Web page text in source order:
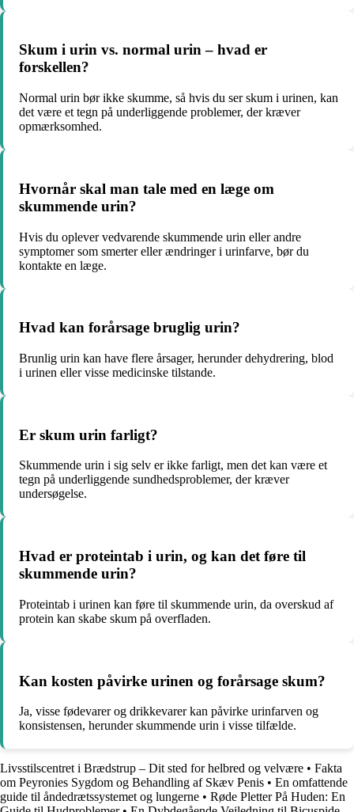
Skum i urin vs. normal urin – hvad er
forskellen?
Normal urin bør ikke skumme, så hvis du ser skum i urinen, kan
det være et tegn på underliggende problemer, der kræver
opmærksomhed.
Hvornår skal man tale med en læge om
skummende urin?
Hvis du oplever vedvarende skummende urin eller andre
symptomer som smerter eller ændringer i urinfarve, bør du
kontakte en læge.
Hvad kan forårsage bruglig urin?
Brunlig urin kan have flere årsager, herunder dehydrering, blod
i urinen eller visse medicinske tilstande.
Er skum urin farligt?
Skummende urin i sig selv er ikke farligt, men det kan være et
tegn på underliggende sundhedsproblemer, der kræver
undersøgelse.
Hvad er proteintab i urin, og kan det føre til
skummende urin?
Proteintab i urinen kan føre til skummende urin, da overskud af
protein kan skabe skum på overfladen.
Kan kosten påvirke urinen og forårsage skum?
Ja, visse fødevarer og drikkevarer kan påvirke urinfarven og
konsistensen, herunder skummende urin i visse tilfælde.
Livsstilscentret i Brædstrup – Dit sted for helbred og velvære • Fakta
om Peyronies Sygdom og Behandling af Skæv Penis • En omfattende
guide til åndedrætssystemet og lungerne • Røde Pletter På Huden: En